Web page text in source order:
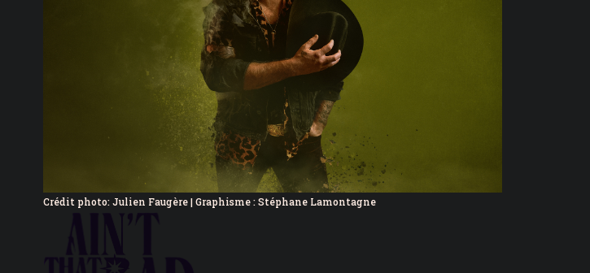
Crédit photo: Julien Faugère | Graphisme : Stéphane Lamontagne